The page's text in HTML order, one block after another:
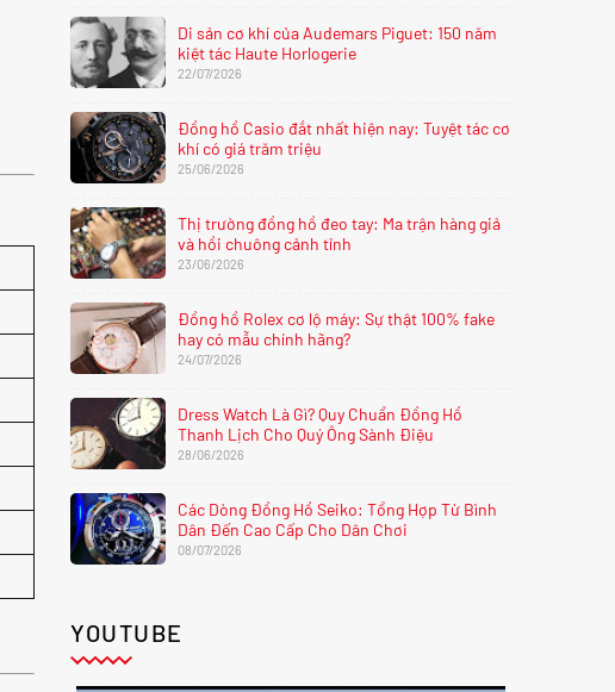
Di sản cơ khí của Audemars Piguet: 150 năm
kiệt tác Haute Horlogerie
22/07/2026
Đồng hồ Casio đắt nhất hiện nay: Tuyệt tác cơ
khí có giá trăm triệu
25/06/2026
Thị trường đồng hồ đeo tay: Ma trận hàng giả
và hồi chuông cảnh tỉnh
23/06/2026
Đồng hồ Rolex cơ lộ máy: Sự thật 100% fake
hay có mẫu chính hãng?
24/07/2026
Dress Watch Là Gì? Quy Chuẩn Đồng Hồ
Thanh Lịch Cho Quý Ông Sành Điệu
28/06/2026
Các Dòng Đồng Hồ Seiko: Tổng Hợp Từ Bình
Dân Đến Cao Cấp Cho Dân Chơi
08/07/2026
YOUTUBE